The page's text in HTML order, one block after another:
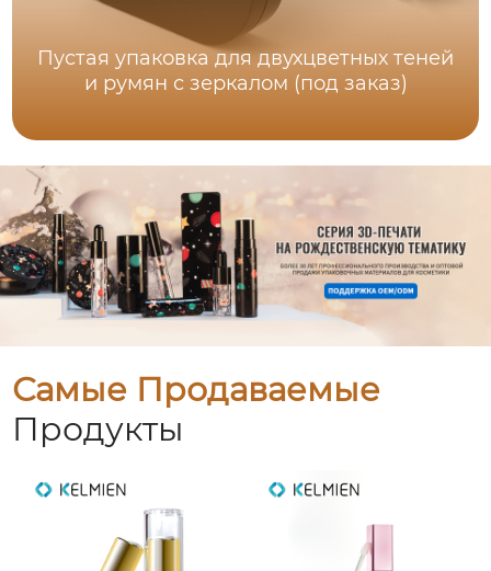
Пустая упаковка для двухцветных теней
и румян с зеркалом (под заказ)
Самые Продаваемые
Продукты